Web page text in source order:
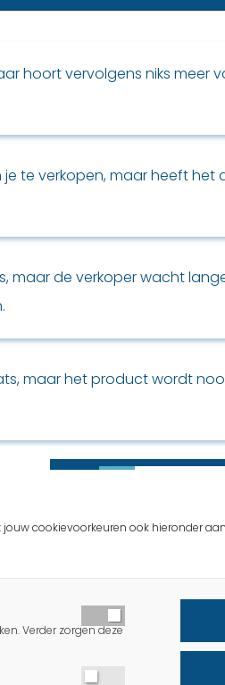
hoort vervolgens niks meer
te verkopen, maar heeft het
maar de verkoper wacht
maar het product wordt
cookievoorkeuren ook hieronder
Verder zorgen deze